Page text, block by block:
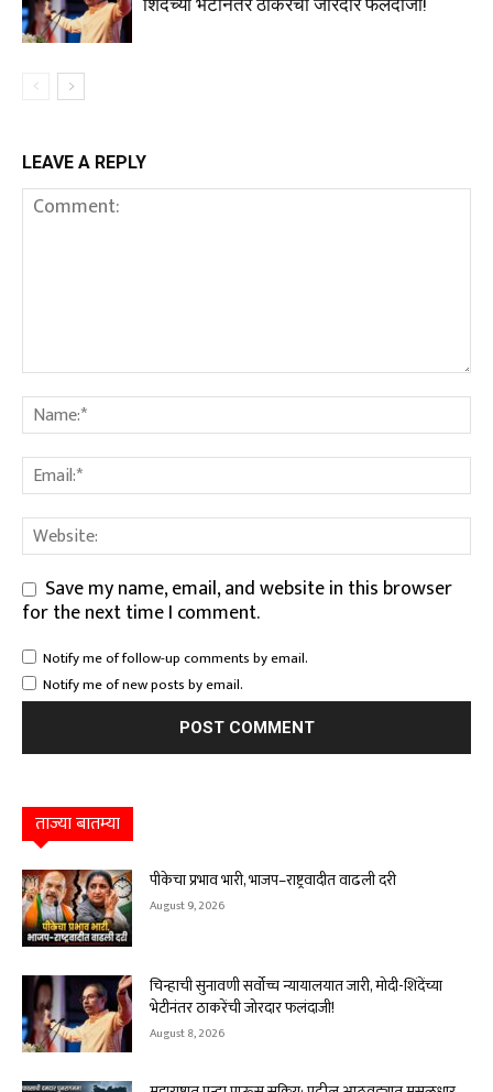
शिंदेंच्या भेटीनंतर ठाकरेंची जोरदार फलंदाजी!
LEAVE A REPLY
Save my name, email, and website in this browser
for the next time I comment.
Notify me of follow-up comments by email.
Notify me of new posts by email.
ताज्या बातम्या
पीकेचा प्रभाव भारी, भाजप–राष्ट्रवादीत वाढली दरी
August 9, 2026
चिन्हाची सुनावणी सर्वोच्च न्यायालयात जारी, मोदी-शिंदेंच्या
भेटीनंतर ठाकरेंची जोरदार फलंदाजी!
August 8, 2026